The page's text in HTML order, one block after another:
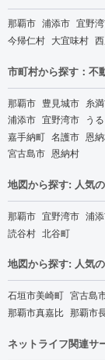
那覇市 浦添市 宜野
今帰仁村 大宜味村
市町村から探す：不
那覇市 豊見城市 糸
浦添市 宜野湾市 う
嘉手納町 名護市 恩
宮古島市 恩納村
地図から探す: 人気
那覇市 宜野湾市 浦
読谷村 北谷町
地図から探す: 人気
石垣市美崎町 宮古島
那覇市真嘉比 那覇市
ネットライフ関連サ